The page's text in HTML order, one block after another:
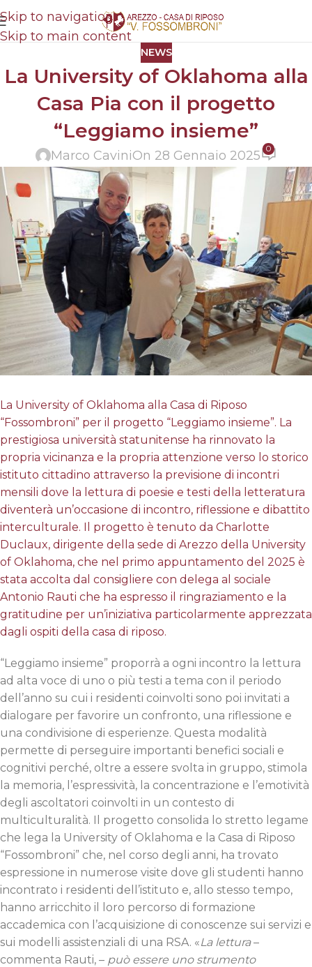
Skip to navigation
Skip to main content
NEWS
La University of Oklahoma alla
Casa Pia con il progetto
“Leggiamo insieme”
Marco CaviniOn 28 Gennaio 2025 0
La University of Oklahoma alla Casa di Riposo
“Fossombroni” per il progetto “Leggiamo insieme”. La
prestigiosa università statunitense ha rinnovato la
propria vicinanza e la propria attenzione verso lo storico
istituto cittadino attraverso la previsione di incontri
mensili dove la lettura di poesie e testi della letteratura
diventerà un’occasione di incontro, riflessione e dibattito
interculturale. Il progetto è tenuto da Charlotte
Duclaux, dirigente della sede di Arezzo della University
of Oklahoma, che nel primo appuntamento del 2025 è
stata accolta dal consigliere con delega al sociale
Antonio Rauti che ha espresso il ringraziamento e la
gratitudine per un’iniziativa particolarmente apprezzata
dagli ospiti della casa di riposo.
“Leggiamo insieme” proporrà a ogni incontro la lettura
ad alta voce di uno o più testi a tema con il periodo
dell’anno su cui i residenti coinvolti sono poi invitati a
dialogare per favorire un confronto, una riflessione e
una condivisione di esperienze. Questa modalità
permette di perseguire importanti benefici sociali e
cognitivi perché, oltre a essere svolta in gruppo, stimola
la memoria, l’espressività, la concentrazione e l’emotività
degli ascoltatori coinvolti in un contesto di
multiculturalità. Il progetto consolida lo stretto legame
che lega la University of Oklahoma e la Casa di Riposo
“Fossombroni” che, nel corso degli anni, ha trovato
espressione in numerose visite dove gli studenti hanno
incontrato i residenti dell’istituto e, allo stesso tempo,
hanno arricchito il loro percorso di formazione
accademica con l’acquisizione di conoscenze sui servizi e
sui modelli assistenziali di una RSA. «La lettura–
commenta Rauti, – può essere uno strumento